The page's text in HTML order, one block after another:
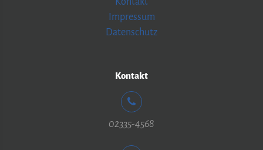
Impressum
Datenschutz
Kontakt
02335-4568